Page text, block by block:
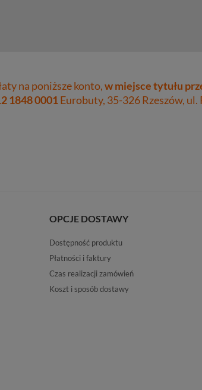
na poniższe konto,w miejsce tytułu
1848 0001Eurobuty, 35-326 Rzeszów, ul.
OPCJE DOSTAWY
Dostępność produktu
Płatności i faktury
Czas realizacji zamówień
Koszt i sposób dostawy